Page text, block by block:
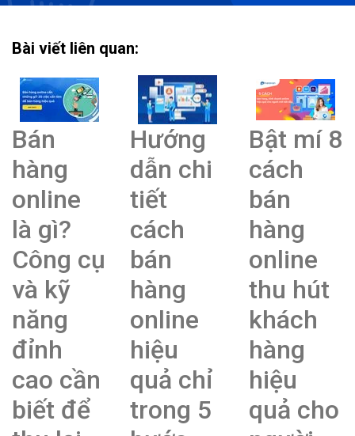
Bài viết liên quan:
Bán
hàng
online
là gì?
Công cụ
và kỹ
năng
đỉnh
cao cần
biết để
Hướng
dẫn chi
tiết
cách
bán
hàng
online
hiệu
quả chỉ
trong 5
Bật mí 8
cách
bán
hàng
online
thu hút
khách
hàng
hiệu
quả cho